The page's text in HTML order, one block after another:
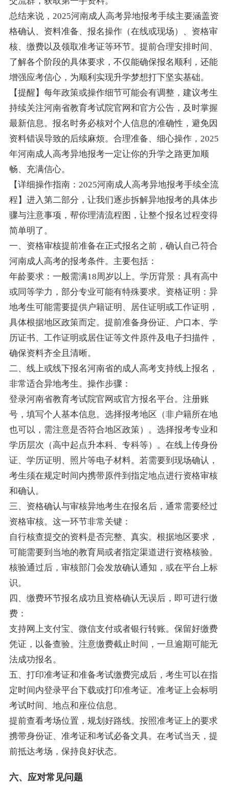
总结来说，2025河南成人高考异地报考手续主要涵盖资
格确认、资料准备、报名操作（在线或现场）、资格审
核、缴费以及领取准考证等环节。提前合理安排时间、
了解各个阶段的具体要求，不仅能确保报名顺利，还能
增强应考信心，为顺利实现升学梦想打下坚实基础。
【提醒】每年政策或操作细节可能会有调整，建议考生
持续关注河南省教育考试院官网和官方公告，及时掌握
最新信息。报名时务必核对个人信息的准确性，避免因
资料错误导致的后续麻烦。合理准备、细心操作，2025
年河南成人高考异地报考一定让你的升学之路更加顺
畅、充满信心。
【详细操作指南：2025河南成人高考异地报考手续全流
程】进入第二部分，让我们逐步拆解异地报考的具体步
骤与注意事项，帮你理清流程图，让整个报名过程变得
简单明了。
一、资格审核提前准备在正式报名之前，确认自己符合
河南成人高考的报考条件。主要包括：
年龄要求：一般需满18周岁以上。学历背景：具有高中
或同等学力，部分专业可能有特殊要求。资格证明：异
地考生可能需要提供户籍证明、居住证明或工作证明，
具体根据地区政策而定。提前准备身份证、户口本、学
历证书、工作证明或居住证等文件原件及电子扫描件，
确保资料齐全且清晰。
二、线上或线下报名河南省的成人高考支持线上报名，
非常适合异地考生。操作步骤：
登录河南省教育考试院官网或官方报名平台。注册账
号，填写个人基本信息。选择报考地区（非户籍所在地
也可以，需注意是否符合地区政策）。选择报考专业和
学历层次（高中起点升本科、专科等）。在线上传身份
证、学历证明、照片等电子材料。若需要到现场确认，
考生须在规定时间内携带原件到指定地点进行资格审核
和确认。
三、资格确认与审核异地考生在报名后，通常需要经过
资格审核。这一环节非常关键：
自行核查提交的资料是否完整、真实。根据地区要求，
可能需要到当地的教育局或者指定渠道进行资格核验。
核验通过后，审核部门会发放确认通知，或在平台上标
识。
四、缴费环节报名成功且资格确认无误后，即可进行缴
费：
支持网上支付宝、微信支付或者银行转账。保留好缴费
凭证，以备查验。注意缴费截止时间，一旦逾期可能无
法成功报名。
五、打印准考证和准备考试缴费完成后，考生可以在指
定时间内登录平台下载或打印准考证。准考证上会标明
考试时间、地点和座位信息。
提前查看考场位置，规划好路线。按照准考证上的要求
携带身份证、准考证和考试必备文具。在考试当天，提
前抵达考场，保持良好状态。
六、应对常见问题